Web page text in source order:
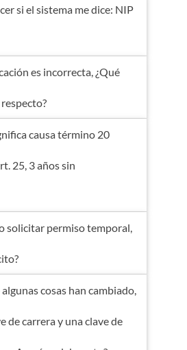
si el sistema me dice: NIP
es incorrecta, ¿Qué
causa término 20
25, 3 años sin
solicitar permiso temporal,
cosas han cambiado,
de carrera y una clave de